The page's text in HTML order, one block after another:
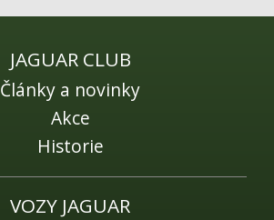
JAGUAR CLUB
Články a novinky
Akce
Historie
VOZY JAGUAR